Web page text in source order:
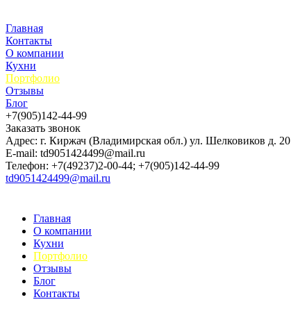
Главная
Контакты
О компании
Кухни
Портфолио
Отзывы
Блог
+7(905)142-44-99
Заказать звонок
Адрес: г. Киржач (Владимирская обл.) ул. Шелковиков д. 20
E-mail: td9051424499@mail.ru
Телефон: +7(49237)2-00-44; +7(905)142-44-99
td9051424499@mail.ru
Главная
О компании
Кухни
Портфолио
Отзывы
Блог
Контакты